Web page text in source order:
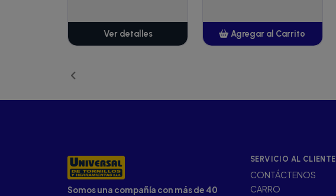
Ver detalles Agregar al Carrito
Somos una compañía con más de 40
SERVICIO AL CLIENTE
CONTÁCTENOS
CARRO